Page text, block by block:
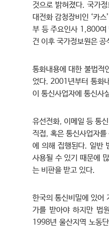
것으로 밝혀졌다. 국가
대전화 감청장비인 ‘카
부 등 주요인사 1,800여
건 이후 국가정보원은
통화내용에 대한 불법적
었다. 2001년부터 통화
이 통신사업자에 통신사
유선전화, 이메일 등 통
직접, 혹은 통신사업자
에 의해 집행된다. 일반
사용될 수 있기 때문에
는 비판을 받고 있다.
한국의 통신비밀에 있어
가를 받아야 하지만 법
1998년 울산지역 노동